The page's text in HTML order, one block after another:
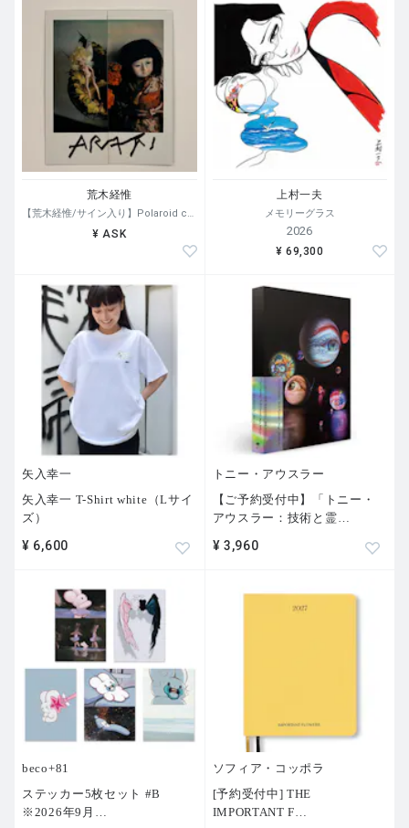
荒木経惟
【荒木経惟/サイン入り】Polaroid collage
¥ ASK
上村一夫
メモリーグラス
2026
¥ 69,300
矢入幸一
矢入幸一 T-Shirt white（Lサイ
ズ）
¥ 6,600
トニー・アウスラー
【ご予約受付中】「トニー・
アウスラー：技術と霊
¥ 3,960
beco+81
ステッカー5枚セット #B
※2026年9月 …
ソフィア・コッポラ
[予約受付中] THE
IMPORTANT F…